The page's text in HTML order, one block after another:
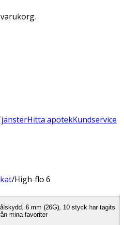
Hitta apotekKundservice
/High-flo 6
6 mm (26G), 10 styck har tagits
mina favoriter